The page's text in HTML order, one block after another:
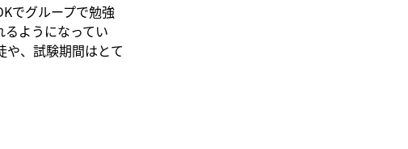
でグループで勉強
ようになってい
や、試験期間はとて